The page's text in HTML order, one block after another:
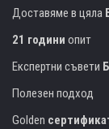
Доставяме в цяла
21 години опит
Експертни съвети
Полезен подход
Golden